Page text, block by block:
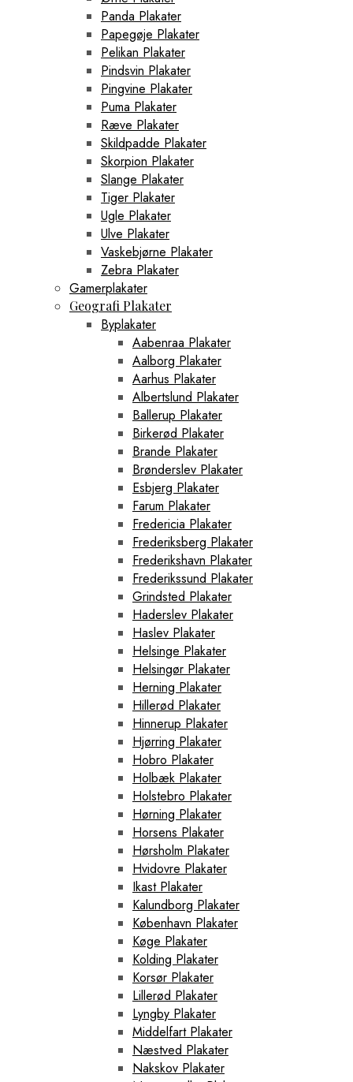
Panda Plakater
Papegøje Plakater
Pelikan Plakater
Pindsvin Plakater
Pingvine Plakater
Puma Plakater
Ræve Plakater
Skildpadde Plakater
Skorpion Plakater
Slange Plakater
Tiger Plakater
Ugle Plakater
Ulve Plakater
Vaskebjørne Plakater
Zebra Plakater
Gamerplakater
Geografi Plakater
Byplakater
Aabenraa Plakater
Aalborg Plakater
Aarhus Plakater
Albertslund Plakater
Ballerup Plakater
Birkerød Plakater
Brande Plakater
Brønderslev Plakater
Esbjerg Plakater
Farum Plakater
Fredericia Plakater
Frederiksberg Plakater
Frederikshavn Plakater
Frederikssund Plakater
Grindsted Plakater
Haderslev Plakater
Haslev Plakater
Helsinge Plakater
Helsingør Plakater
Herning Plakater
Hillerød Plakater
Hinnerup Plakater
Hjørring Plakater
Hobro Plakater
Holbæk Plakater
Holstebro Plakater
Hørning Plakater
Horsens Plakater
Hørsholm Plakater
Hvidovre Plakater
Ikast Plakater
Kalundborg Plakater
København Plakater
Køge Plakater
Kolding Plakater
Korsør Plakater
Lillerød Plakater
Lyngby Plakater
Middelfart Plakater
Næstved Plakater
Nakskov Plakater